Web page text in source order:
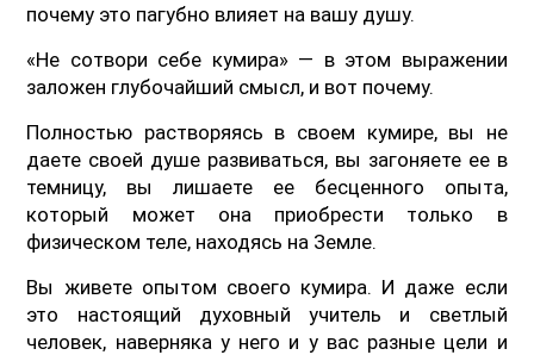
почему это пагубно влияет на вашу душу.
«Не сотвори себе кумира» — в этом выражении
заложен глубочайший смысл, и вот почему.
Полностью растворяясь в своем кумире, вы не
даете своей душе развиваться, вы загоняете ее в
темницу, вы лишаете ее бесценного опыта,
который может она приобрести только в
физическом теле, находясь на Земле.
Вы живете опытом своего кумира. И даже если
это настоящий духовный учитель и светлый
человек, наверняка у него и у вас разные цели и